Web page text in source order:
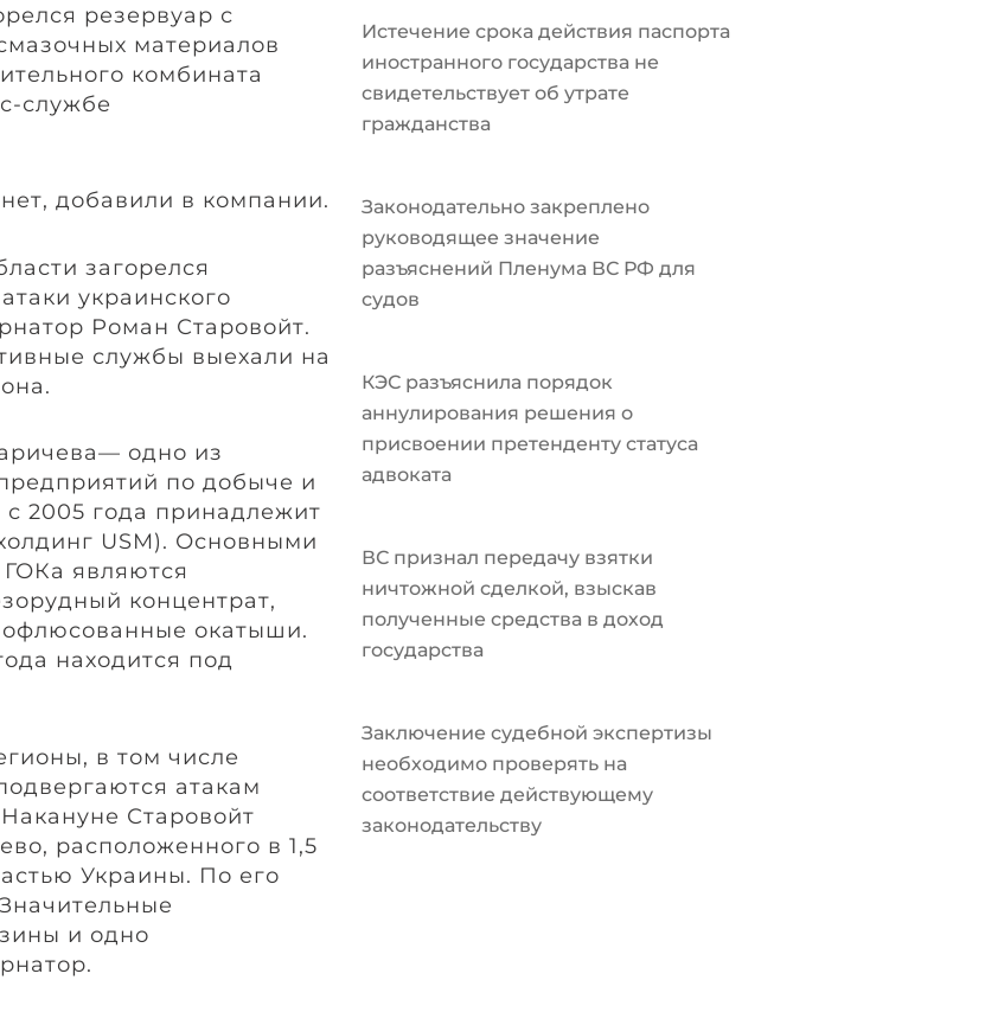
резервуар с
материалов
комбината
службе
добавили в компании.
загорелся
украинского
Роман Старовойт.
службы выехали на
одно из
по добыче и
2005 года принадлежит
USM). Основными
являются
концентрат,
окатыши.
находится под
в том числе
атакам
Старовойт
расположенного в 1,5
Украины. По его
и одно
Истечение срока действия паспорта
иностранного государства не
свидетельствует об утрате
гражданства
Законодательно закреплено
руководящее значение
разъяснений Пленума ВС РФ для
судов
КЭС разъяснила порядок
аннулирования решения о
присвоении претенденту статуса
адвоката
ВС признал передачу взятки
ничтожной сделкой, взыскав
полученные средства в доход
государства
Заключение судебной экспертизы
необходимо проверять на
соответствие действующему
законодательству